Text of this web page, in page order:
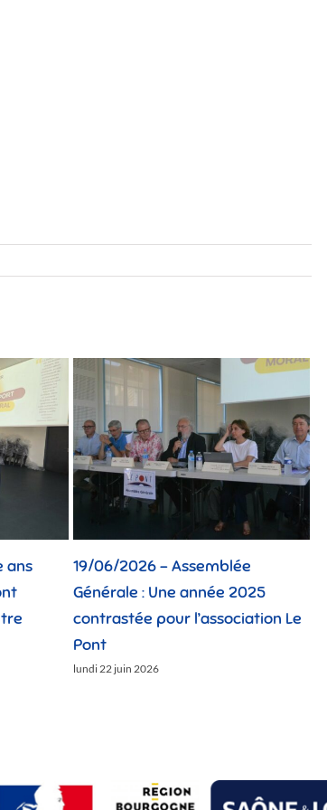
ans
19/06/2026 – Assemblée
Générale : Une année 2025
contrastée pour l’association Le
Pont
lundi 22 juin 2026